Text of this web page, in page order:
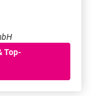
Top-